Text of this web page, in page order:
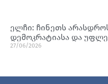
ელჩი: ჩინეთს
დემოკრატიასა და
27/06/2026